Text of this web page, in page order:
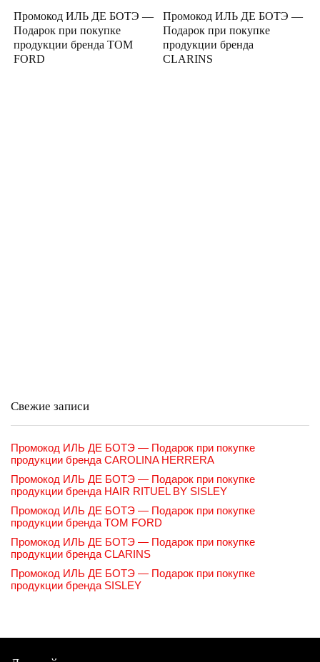
Промокод ИЛЬ ДЕ БОТЭ —
Подарок при покупке
продукции бренда TOM
FORD
Промокод ИЛЬ ДЕ БОТЭ —
Подарок при покупке
продукции бренда
CLARINS
Свежие записи
Промокод ИЛЬ ДЕ БОТЭ — Подарок при покупке
продукции бренда CAROLINA HERRERA
Промокод ИЛЬ ДЕ БОТЭ — Подарок при покупке
продукции бренда HAIR RITUEL BY SISLEY
Промокод ИЛЬ ДЕ БОТЭ — Подарок при покупке
продукции бренда TOM FORD
Промокод ИЛЬ ДЕ БОТЭ — Подарок при покупке
продукции бренда CLARINS
Промокод ИЛЬ ДЕ БОТЭ — Подарок при покупке
продукции бренда SISLEY